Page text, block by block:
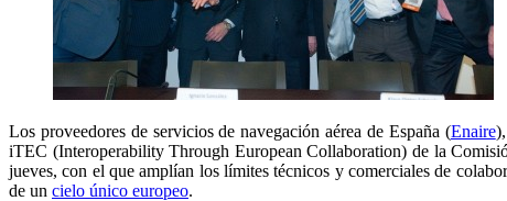
Los proveedores de servicios de navegación aérea de España (Enaire
iTEC (Interoperability Through European Collaboration) de la
jueves, con el que amplían los límites técnicos y comerciales de
de un cielo único europeo.